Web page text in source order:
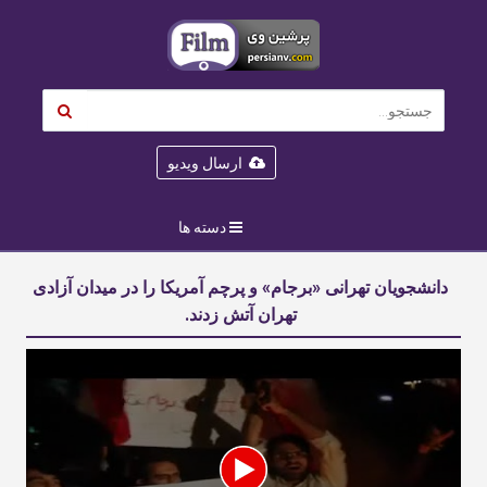
ارسال ویدیو
دسته ها
دانشجویان تهرانی «برجام» و پرچم آمریکا را در میدان آزادی
تهران آتش زدند.